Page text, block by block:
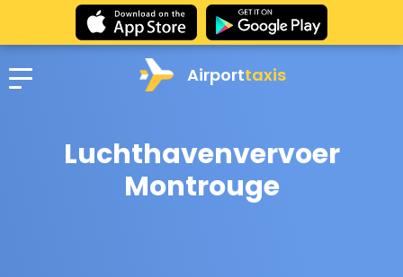
Airporttaxis
Luchthavenvervoer
Montrouge